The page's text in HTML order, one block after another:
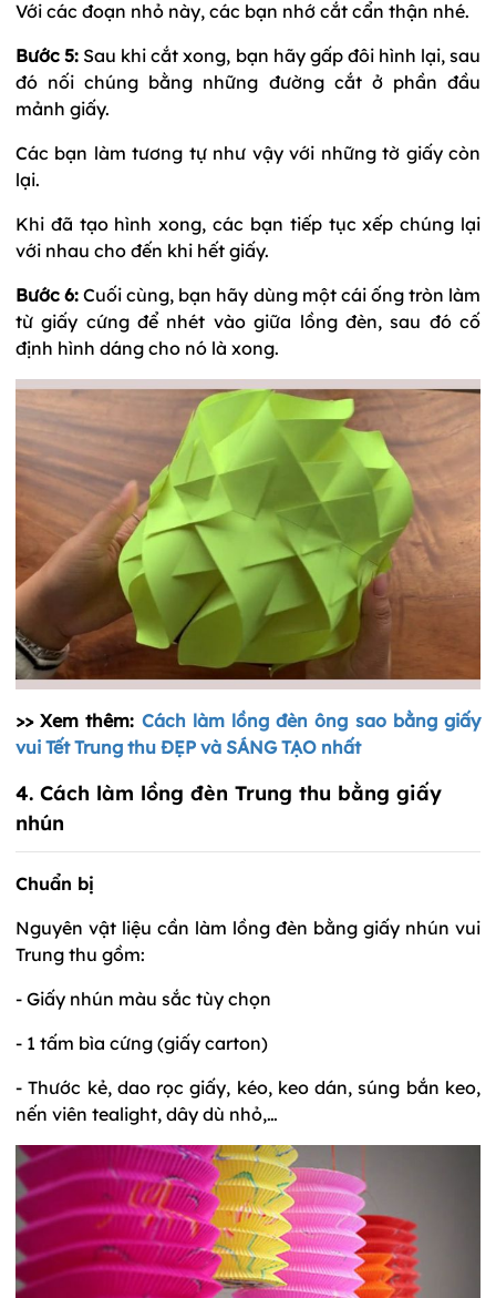
Với các đoạn nhỏ này, các bạn nhớ cắt cẩn thận nhé.
Bước 5: Sau khi cắt xong, bạn hãy gấp đôi hình lại, sau
đó nối chúng bằng những đường cắt ở phần đầu
mảnh giấy.
Các bạn làm tương tự như vậy với những tờ giấy còn
lại.
Khi đã tạo hình xong, các bạn tiếp tục xếp chúng lại
với nhau cho đến khi hết giấy.
Bước 6: Cuối cùng, bạn hãy dùng một cái ống tròn làm
từ giấy cứng để nhét vào giữa lồng đèn, sau đó cố
định hình dáng cho nó là xong.
>> Xem thêm: Cách làm lồng đèn ông sao bằng giấy
vui Tết Trung thu ĐẸP và SÁNG TẠO nhất
4. Cách làm lồng đèn Trung thu bằng giấy
nhún
Chuẩn bị
Nguyên vật liệu cần làm lồng đèn bằng giấy nhún vui
Trung thu gồm:
- Giấy nhún màu sắc tùy chọn
- 1 tấm bìa cứng (giấy carton)
- Thước kẻ, dao rọc giấy, kéo, keo dán, súng bắn keo,
nến viên tealight, dây dù nhỏ,…